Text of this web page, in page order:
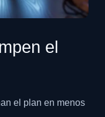
el
el plan en menos